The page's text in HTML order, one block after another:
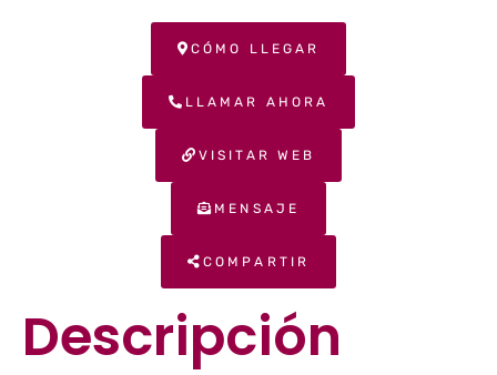
CÓMO LLEGAR
LLAMAR AHORA
VISITAR WEB
MENSAJE
COMPARTIR
Descripción